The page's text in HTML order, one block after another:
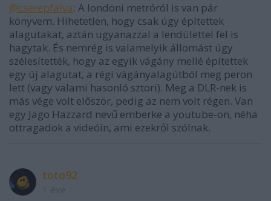
@cserepfalva: A londoni metróról is van pár
könyvem. Hihetetlen, hogy csak úgy építettek
alagutakat, aztán ugyanazzal a lendülettel fel is
hagytak. És nemrég is valamelyik állomást úgy
szélesítették, hogy az egyik vágány mellé építettek
egy új alagutat, a régi vágányalagútból meg peron
lett (vagy valami hasonló sztori). Meg a DLR-nek is
más vége volt először, pedig az nem volt régen. Van
egy Jago Hazzard nevű emberke a youtube-on, néha
ottragadok a videóin, ami ezekről szólnak.
toto92